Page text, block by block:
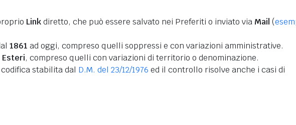
Linkdiretto, che può essere salvato nei Preferiti o inviato via Mail (
1861 ad oggi, compreso quelli soppressi e con variazioni amministrative.
, compreso quelli con variazioni di territorio o denominazione.
stabilita dal D.M. del 23/12/1976 ed il controllo risolve anche i casi di